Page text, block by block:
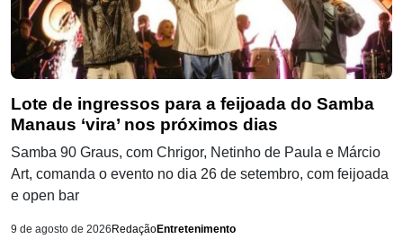
Lote de ingressos para a feijoada do Samba
Manaus ‘vira’ nos próximos dias
Samba 90 Graus, com Chrigor, Netinho de Paula e Márcio
Art, comanda o evento no dia 26 de setembro, com feijoada
e open bar
9 de agosto de 2026 RedaçãoEntretenimento